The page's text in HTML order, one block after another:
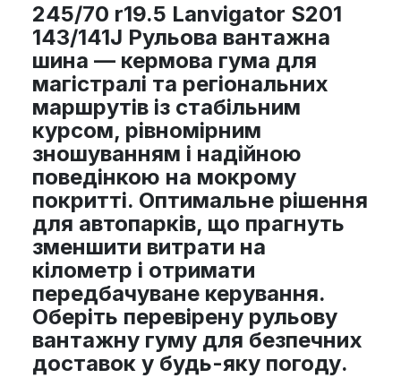
245/70 r19.5 Lanvigator S201
143/141J Рульова вантажна
шина — кермова гума для
магістралі та регіональних
маршрутів із стабільним
курсом, рівномірним
зношуванням і надійною
поведінкою на мокрому
покритті. Оптимальне рішення
для автопарків, що прагнуть
зменшити витрати на
кілометр і отримати
передбачуване керування.
Оберіть перевірену рульову
вантажну гуму для безпечних
доставок у будь-яку погоду.